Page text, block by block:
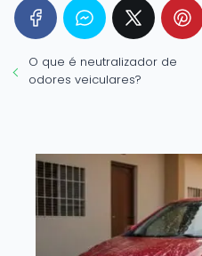
O que é neutralizador de
odores veiculares?